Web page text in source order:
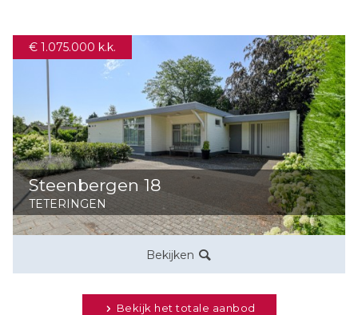
€ 1.075.000 k.k.
Steenbergen 18
TETERINGEN
Bekijken
Bekijk het totale aanbod